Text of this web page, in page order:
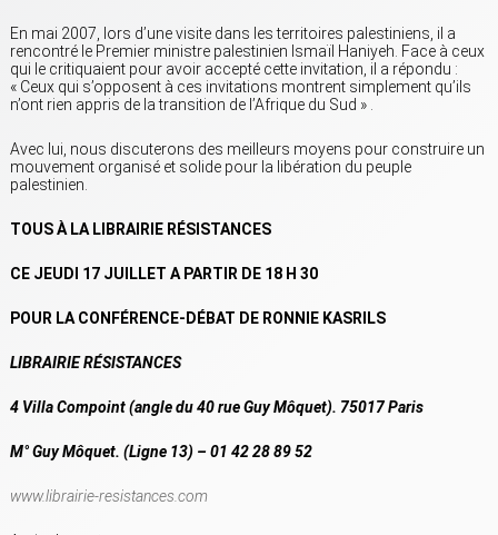
En mai 2007, lors d’une visite dans les territoires palestiniens, il a
rencontré le Premier ministre palestinien Ismaïl Haniyeh. Face à ceux
qui le critiquaient pour avoir accepté cette invitation, il a répondu :
« Ceux qui s’opposent à ces invitations montrent simplement qu’ils
n’ont rien appris de la transition de l’Afrique du Sud » .
Avec lui, nous discuterons des meilleurs moyens pour construire un
mouvement organisé et solide pour la libération du peuple
palestinien.
TOUS À LA LIBRAIRIE RÉSISTANCES
CE JEUDI 17 JUILLET A PARTIR DE 18 H 30
POUR LA CONFÉRENCE-DÉBAT DE RONNIE KASRILS
LIBRAIRIE RÉSISTANCES
4 Villa Compoint (angle du 40 rue Guy Môquet). 75017 Paris
M° Guy Môquet. (Ligne 13) – 01 42 28 89 52
www.librairie-resistances.com